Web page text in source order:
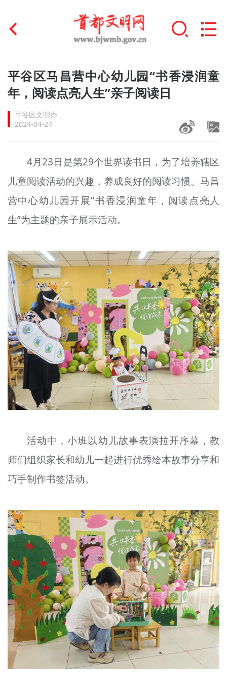
首页
文明创建
文明实践
未成年人思想道德建设
榜样人物
+
身边好人
北京宣传文化引导基金
宣传思想文化人才
专题
资料库
+
平谷区马昌营中心幼儿园“书香浸润童
年，阅读点亮人生”亲子阅读日
平谷区文明办
2024-04-24
4月23日是第29个世界读书日，为了培养辖区
儿童阅读活动的兴趣，养成良好的阅读习惯。马昌
营中心幼儿园开展“书香浸润童年，阅读点亮人
生”为主题的亲子展示活动。
活动中，小班以幼儿故事表演拉开序幕，教
师们组织家长和幼儿一起进行优秀绘本故事分享和
巧手制作书签活动。